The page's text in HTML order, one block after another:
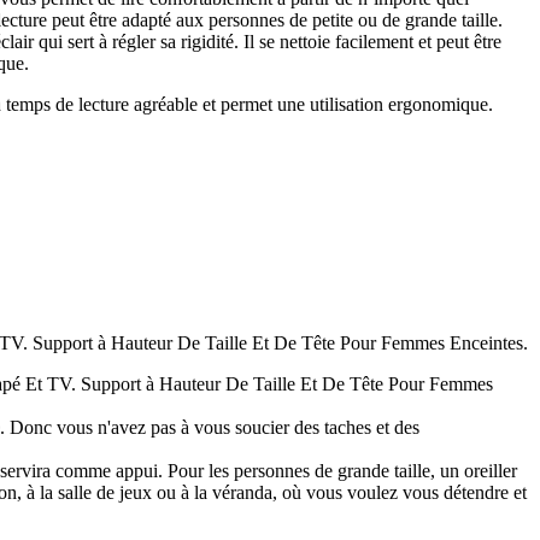
peut être adapté aux personnes de petite ou de grande taille.
qui sert à régler sa rigidité. Il se nettoie facilement et peut être
de lecture agréable et permet une utilisation ergonomique.
Support à Hauteur De Taille Et De Tête Pour Femmes Enceintes.
Et TV. Support à Hauteur De Taille Et De Tête Pour Femmes
vous n'avez pas à vous soucier des taches et des
comme appui. Pour les personnes de grande taille, un oreiller
à la salle de jeux ou à la véranda, où vous voulez vous détendre et